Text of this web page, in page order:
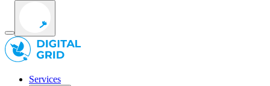
Services